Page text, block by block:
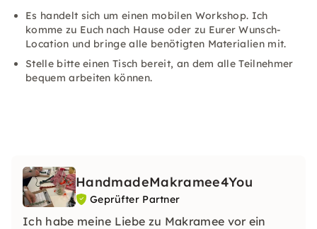
Es handelt sich um einen mobilen Workshop. Ich
komme zu Euch nach Hause oder zu Eurer Wunsch-
Location und bringe alle benötigten Materialien mit.
Stelle bitte einen Tisch bereit, an dem alle Teilnehmer
bequem arbeiten können.
HandmadeMakramee4You
Geprüfter Partner
Ich habe meine Liebe zu Makramee vor ein